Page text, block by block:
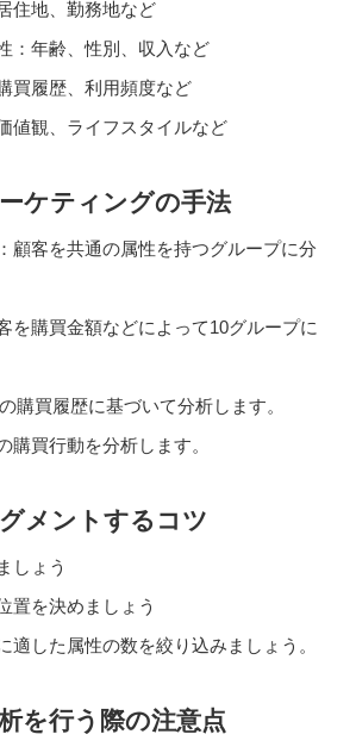
住地、勤務地など
：年齢、性別、収入など
買履歴、利用頻度など
値観、ライフスタイルなど
ケティングの手法
顧客を共通の属性を持つグループに分
を購買金額などによって10グループに
購買履歴に基づいて分析します。
購買行動を分析します。
メントするコツ
しょう
置を決めましょう
適した属性の数を絞り込みましょう。
を行う際の注意点